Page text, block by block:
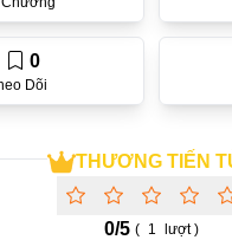
Yêu Sau
THƯƠNG TIẾN
0/5 ( 1 lượt )
Dõi
0